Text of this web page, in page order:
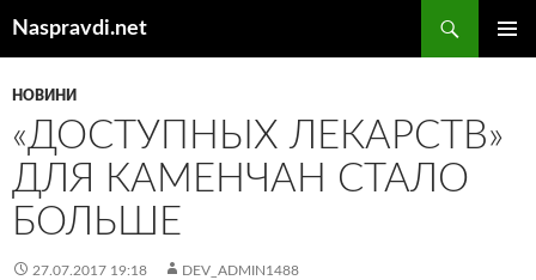
Naspravdi.net
НОВИНИ
«ДОСТУПНЫХ ЛЕКАРСТВ»
ДЛЯ КАМЕНЧАН СТАЛО
БОЛЬШЕ
27.07.2017 19:18 DEV_ADMIN1488